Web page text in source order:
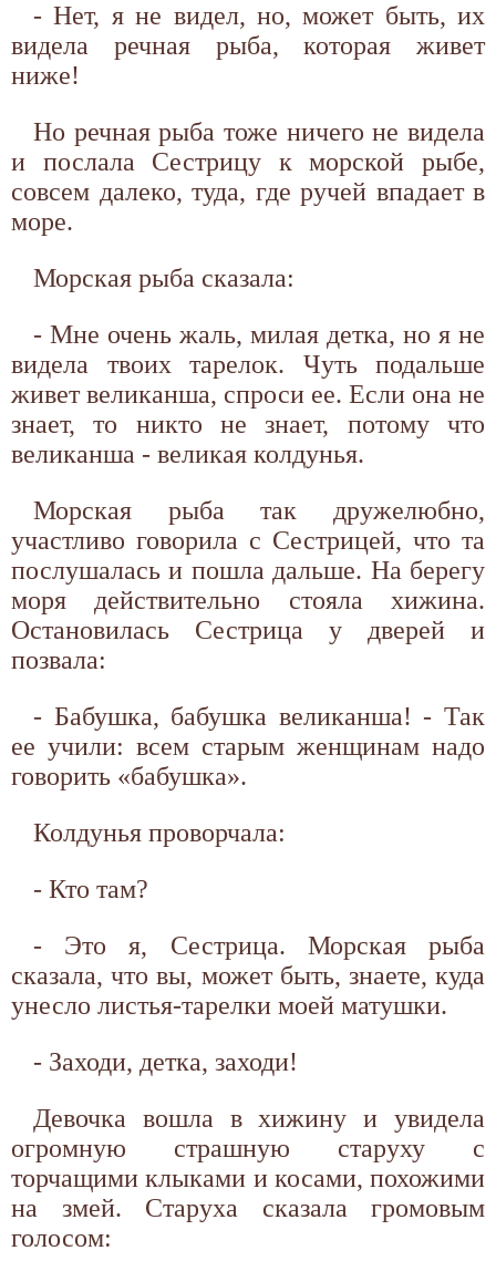
- Нет, я не видел, но, может быть, их
видела речная рыба, которая живет
ниже!
Но речная рыба тоже ничего не видела
и послала Сестрицу к морской рыбе,
совсем далеко, туда, где ручей впадает в
море.
Морская рыба сказала:
- Мне очень жаль, милая детка, но я не
видела твоих тарелок. Чуть подальше
живет великанша, спроси ее. Если она не
знает, то никто не знает, потому что
великанша - великая колдунья.
Морская рыба так дружелюбно,
участливо говорила с Сестрицей, что та
послушалась и пошла дальше. На берегу
моря действительно стояла хижина.
Остановилась Сестрица у дверей и
позвала:
- Бабушка, бабушка великанша! - Так
ее учили: всем старым женщинам надо
говорить «бабушка».
Колдунья проворчала:
- Кто там?
- Это я, Сестрица. Морская рыба
сказала, что вы, может быть, знаете, куда
унесло листья-тарелки моей матушки.
- Заходи, детка, заходи!
Девочка вошла в хижину и увидела
огромную страшную старуху с
торчащими клыками и косами, похожими
на змей. Старуха сказала громовым
голосом: